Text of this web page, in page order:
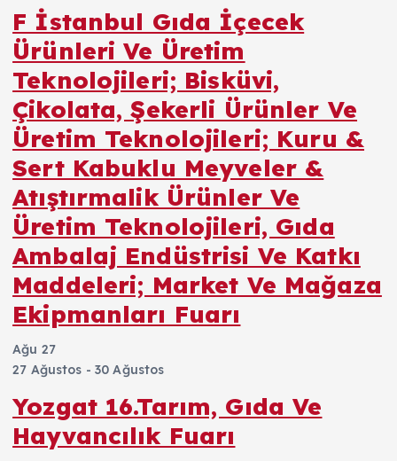
F İstanbul Gıda İçecek
Ürünleri Ve Üretim
Teknolojileri; Bisküvi,
Çikolata, Şekerli Ürünler Ve
Üretim Teknolojileri; Kuru &
Sert Kabuklu Meyveler &
Atıştırmalik Ürünler Ve
Üretim Teknolojileri, Gıda
Ambalaj Endüstrisi Ve Katkı
Maddeleri; Market Ve Mağaza
Ekipmanları Fuarı
Ağu 27
27 Ağustos - 30 Ağustos
Yozgat 16.Tarım, Gıda Ve
Hayvancılık Fuarı